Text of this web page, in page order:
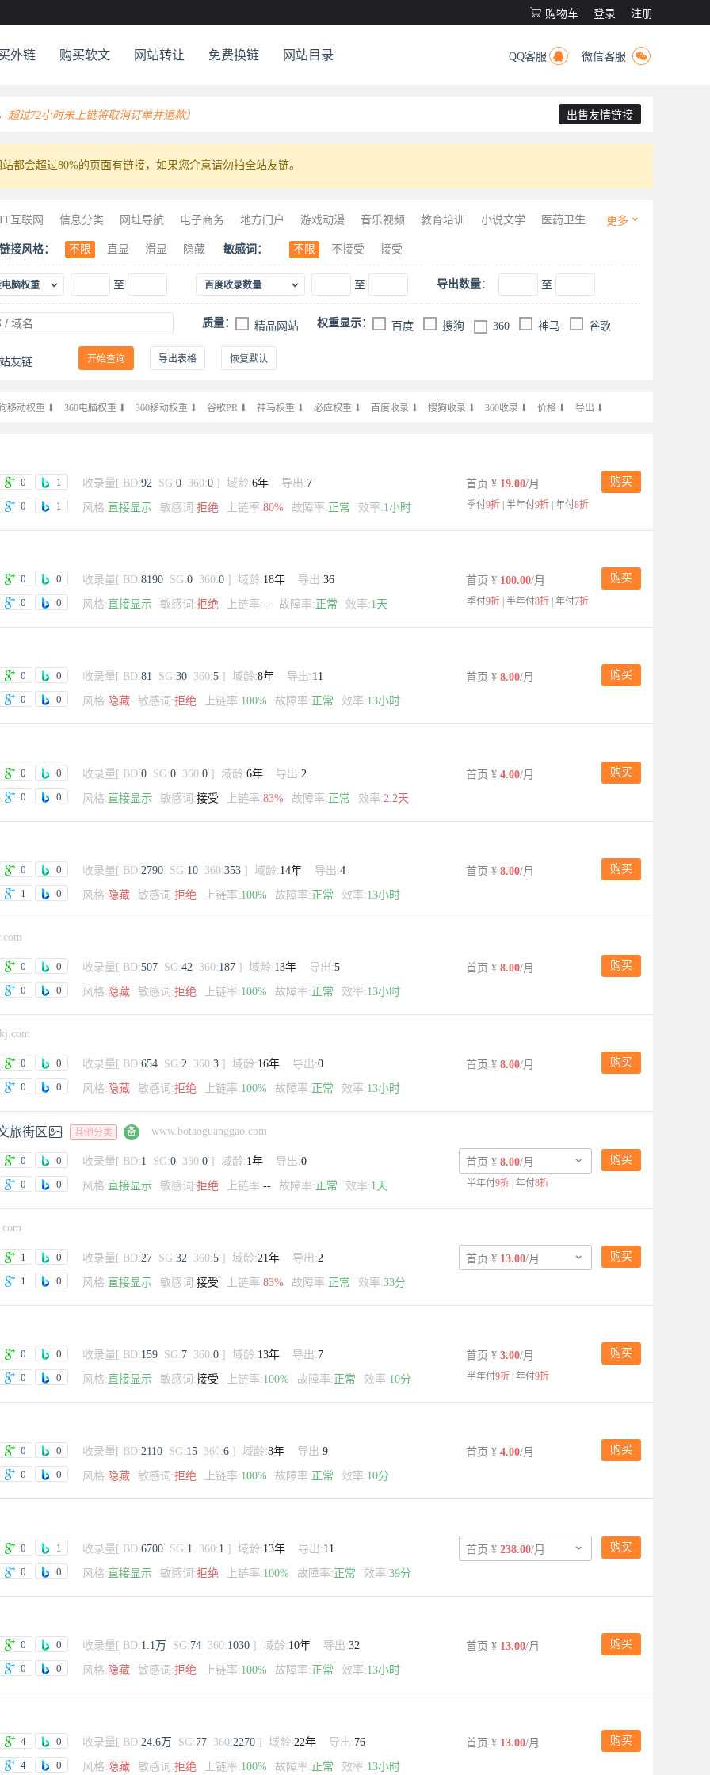
 购物车 登录 注册
外链 购买软文 网站转让 免费换链 网站目录 QQ客服  微信客服 
出售友情链接
过72小时未上链将取消订单并退款）
都会超过80%的页面有链接，如果您介意请勿拍全站友链。
IT互联网 信息分类 网址导航 电子商务 地方门户 游戏动漫 音乐视频 教育培训 小说文学
医药卫生
古玩珍藏 珠宝首饰 军事国防 求职招聘 生活服务 金融保险 影楼婚嫁
建筑材料 工业贸易 服装服饰 物流运输 体育竞技
更多 
链接风格： 不限 直显 滑显 隐藏 敏感词： 不限 不接受 接受
脑权重  至 百度收录数量  至 导出数量： 至
质量： 精品网站 权重显示： 百度 搜狗 360 神马 谷歌
友链 开始查询 导出表格 恢复默认
移动权重  360电脑权重  360移动权重  谷歌PR  神马权重  必应权重  百度收录  搜狗收录  360收录  价格  导出 
0
1
0
1
收录量 [ BD:92 SG:0 360:0 ] 域龄:6年 导出:7
风格: 直接显示 敏感词:拒绝 上链率:80% 故障率: 正常 效率:1小时
购买
季付9折 | 半年付9折 | 年付8折
首页 ¥ 19.00/月
0
0
0
0
收录量 [ BD:8190 SG:0 360:0 ] 域龄:18年 导出:36
风格: 直接显示 敏感词:拒绝 上链率:-- 故障率: 正常 效率:1天
购买
季付9折 | 半年付8折 | 年付7折
首页 ¥ 100.00/月
0
0
0
0
收录量 [ BD:81 SG:30 360:5 ] 域龄:8年 导出:11
风格: 隐藏 敏感词:拒绝 上链率:100% 故障率: 正常 效率:13小时
购买
首页 ¥ 8.00/月
0
0
0
0
收录量 [ BD:0 SG:0 360:0 ] 域龄:6年 导出:2
风格: 直接显示 敏感词:接受 上链率:83% 故障率: 正常 效率:2.2天
购买
首页 ¥ 4.00/月
0
0
1
0
收录量 [ BD:2790 SG:10 360:353 ] 域龄:14年 导出:4
风格: 隐藏 敏感词:拒绝 上链率:100% 故障率: 正常 效率:13小时
购买
首页 ¥ 8.00/月
0
0
0
0
收录量 [ BD:507 SG:42 360:187 ] 域龄:13年 导出:5
风格: 隐藏 敏感词:拒绝 上链率:100% 故障率: 正常 效率:13小时
购买
首页 ¥ 8.00/月
0
0
0
0
收录量 [ BD:654 SG:2 360:3 ] 域龄:16年 导出:0
风格: 隐藏 敏感词:拒绝 上链率:100% 故障率: 正常 效率:13小时
购买
首页 ¥ 8.00/月
旅街区 其他分类 备 www.botaoguanggao.com
0
0
0
0
收录量 [ BD:1 SG:0 360:0 ] 域龄:1年 导出:0
风格: 直接显示 敏感词:拒绝 上链率:-- 故障率: 正常 效率:1天
购买
半年付9折 | 年付8折

首页 ¥ 8.00/月
1
0
1
0
收录量 [ BD:27 SG:32 360:5 ] 域龄:21年 导出:2
风格: 直接显示 敏感词:接受 上链率:83% 故障率: 正常 效率:33分
购买

首页 ¥ 13.00/月
0
0
0
0
收录量 [ BD:159 SG:7 360:0 ] 域龄:13年 导出:7
风格: 直接显示 敏感词:接受 上链率:100% 故障率: 正常 效率:10分
购买
半年付9折 | 年付9折
首页 ¥ 3.00/月
0
0
0
0
收录量 [ BD:2110 SG:15 360:6 ] 域龄:8年 导出:9
风格: 隐藏 敏感词:拒绝 上链率:100% 故障率: 正常 效率:10分
购买
首页 ¥ 4.00/月
0
1
0
0
收录量 [ BD:6700 SG:1 360:1 ] 域龄:13年 导出:11
风格: 直接显示 敏感词:拒绝 上链率:100% 故障率: 正常 效率:39分
购买

首页 ¥ 238.00/月
0
0
0
0
收录量 [ BD:1.1万 SG:74 360:1030 ] 域龄:10年 导出:32
风格: 隐藏 敏感词:拒绝 上链率:100% 故障率: 正常 效率:13小时
购买
首页 ¥ 13.00/月
4
0
4
0
收录量 [ BD:24.6万 SG:77 360:2270 ] 域龄:22年 导出:76
风格: 隐藏 敏感词:拒绝 上链率:100% 故障率: 正常 效率:13小时
购买
首页 ¥ 13.00/月